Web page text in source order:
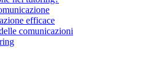
efficace
comunicazioni